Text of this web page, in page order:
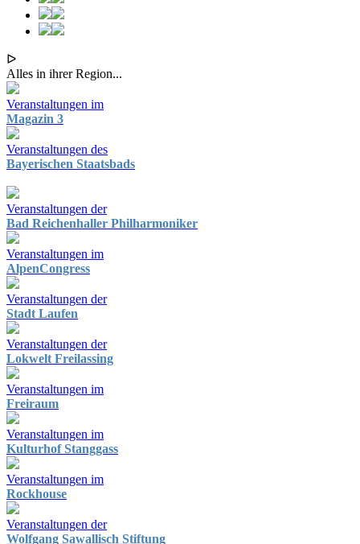
ᐅ
Alles in ihrer Region...
Veranstaltungen im
Magazin 3
Veranstaltungen des
Bayerischen Staatsbads
Veranstaltungen der
Bad Reichenhaller Philharmoniker
Veranstaltungen im
AlpenCongress
Veranstaltungen der
Stadt Laufen
Veranstaltungen der
Lokwelt Freilassing
Veranstaltungen im
Freiraum
Veranstaltungen im
Kulturhof Stanggass
Veranstaltungen im
Rockhouse
Veranstaltungen der
Wolfgang Sawallisch Stiftung